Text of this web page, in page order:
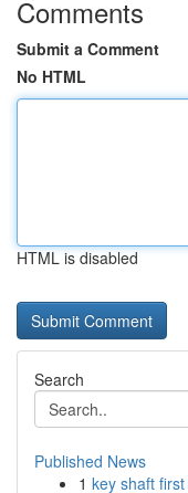
Comments
Submit a Comment
No HTML
HTML is disabled
Search
Published News
1 key shaft